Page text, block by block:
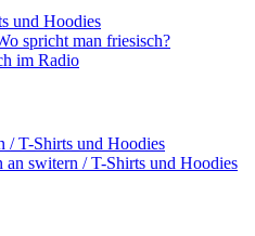
und Hoodies
spricht man friesisch?
im Radio
/ T-Shirts und Hoodies
an switern / T-Shirts und Hoodies